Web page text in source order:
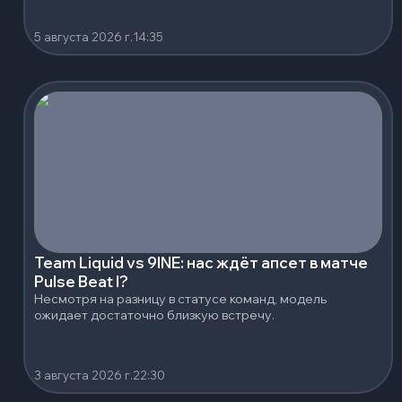
5 августа 2026 г.14:35
Team Liquid vs 9INE: нас ждёт апсет в матче
Pulse Beat I?
Несмотря на разницу в статусе команд, модель
ожидает достаточно близкую встречу.
3 августа 2026 г.22:30